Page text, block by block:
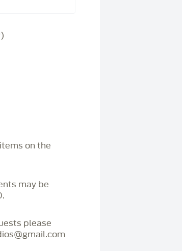
on the
may be
please